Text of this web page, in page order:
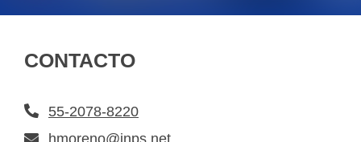
CONTACTO
55-2078-8220